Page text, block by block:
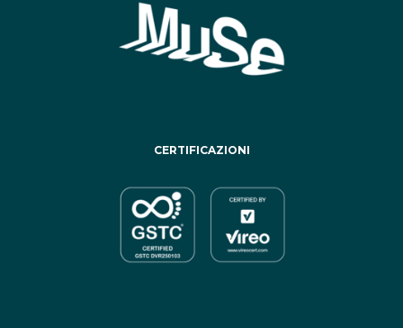
CERTIFICAZIONI